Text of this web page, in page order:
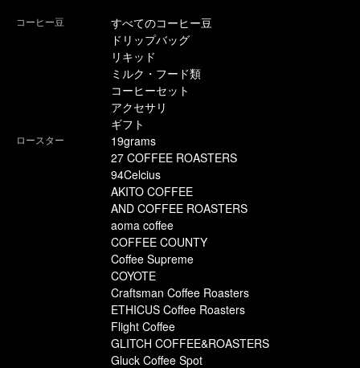
コーヒー豆
すべてのコーヒー豆
ドリップバッグ
リキッド
ミルク・フード類
コーヒーセット
アクセサリ
ギフト
ロースター
19grams
27 COFFEE ROASTERS
94Celcius
AKITO COFFEE
AND COFFEE ROASTERS
aoma coffee
COFFEE COUNTY
Coffee Supreme
COYOTE
Craftsman Coffee Roasters
ETHICUS Coffee Roasters
Flight Coffee
GLITCH COFFEE&ROASTERS
Gluck Coffee Spot